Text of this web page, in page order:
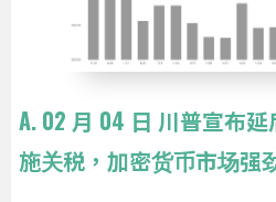
A. 02 月 04 日 川普宣布
施关税，加密货币市场强